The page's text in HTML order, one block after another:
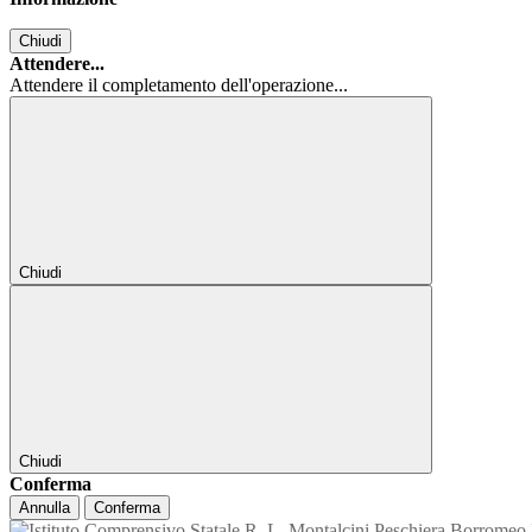
Chiudi
Attendere...
Attendere il completamento dell'operazione...
Chiudi
Chiudi
Conferma
Annulla Conferma